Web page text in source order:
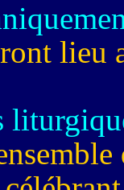
lieu